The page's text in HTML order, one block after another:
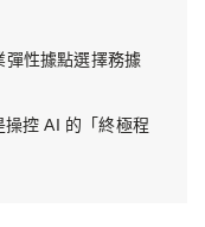
彈性據點選擇務據
控 AI 的「終極程